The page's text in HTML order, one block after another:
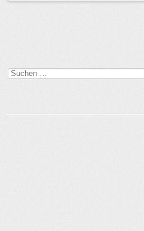
Suchen
nach: